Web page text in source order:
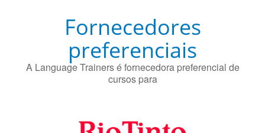
Fornecedores
preferenciais
A Language Trainers é fornecedora preferencial de
cursos para